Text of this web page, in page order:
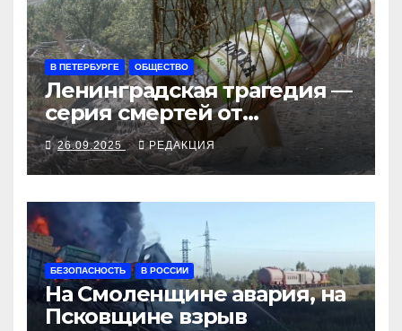
В ПЕТЕРБУРГЕ ОБЩЕСТВО
Ленинградская трагедия —
серия смертей от
алкосуррогата
26.09.2025 РЕДАКЦИЯ
БЕЗОПАСНОСТЬ В РОССИИ
На Смоленщине авария, на
Псковщине взрыв